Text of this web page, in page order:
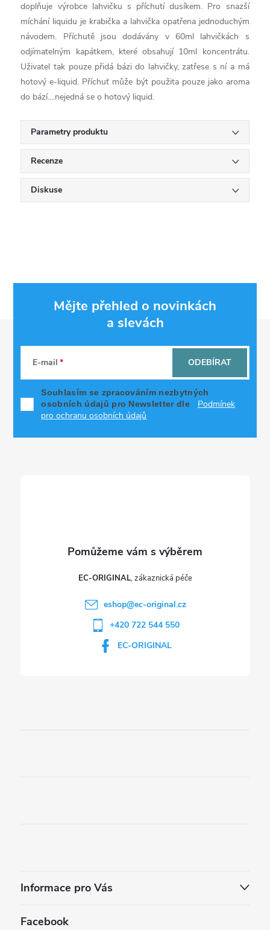
doplňuje výrobce lahvičku s příchutí dusíkem. Pro snazší
míchání liquidu je krabička a lahvička opatřena jednoduchým
návodem. Příchutě jsou dodávány v 60ml lahvičkách s
odjímatelným kapátkem, které obsahují 10ml koncentrátu.
Uživatel tak pouze přidá bázi do lahvičky, zatřese s ní a má
hotový e-liquid. Příchuť může být použita pouze jako aroma
do bází....nejedná se o hotový liquid.
Parametry produktu
Recenze
Diskuse
Mějte přehled o novinkách
a slevách
E-mail
Souhlasím se zpracováním nezbytných
osobních údajů pro Newsletter dle
Podmínek
pro ochranu osobních údajů
ODEBÍRAT
EC-ORIGINAL
eshop@ec-original.cz
+420 722 544 550
EC-ORIGINAL
Informace pro Vás
Facebook